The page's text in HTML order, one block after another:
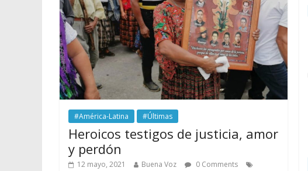
#América-Latina #Últimas
Heroicos testigos de justicia, amor
y perdón
12 mayo, 2021 Buena Voz
0 Comments